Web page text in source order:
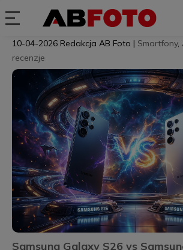
Samsung Galaxy S26 vs
10-04-2026 Redakcja AB Foto | Smartfony,
recenzje